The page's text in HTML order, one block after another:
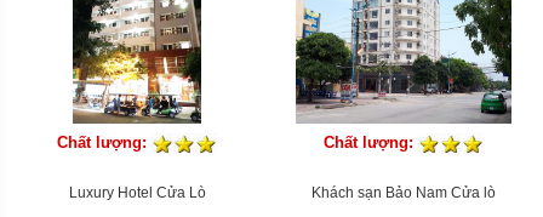
Chất lượng:
Luxury Hotel Cửa Lò
Chất lượng:
Khách sạn Bảo Nam Cửa lò